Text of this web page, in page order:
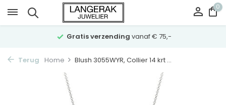
0
Gratis verzending vanaf € 75,-
Terug Home Blush 3055WYR, Collier 14 krt ...